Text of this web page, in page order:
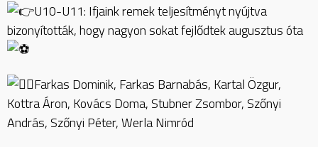
U10-U11: Ifjaink remek teljesítményt nyújtva
bizonyították, hogy nagyon sokat fejlődtek augusztus óta
Farkas Dominik, Farkas Barnabás, Kartal Özgur,
Kottra Áron, Kovács Doma, Stubner Zsombor, Szőnyi
András, Szőnyi Péter, Werla Nimród